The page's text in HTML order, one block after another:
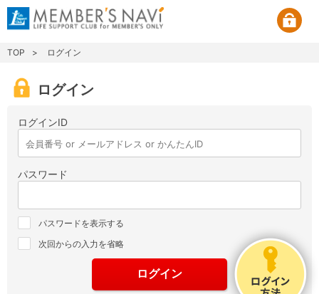
TOP ログイン
ログイン
ログインID
パスワード
パスワードを表示する
次回からの入力を省略